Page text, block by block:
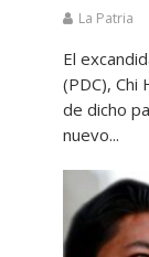
La Patria
El
(PDC), Chi
de dicho
nuevo...